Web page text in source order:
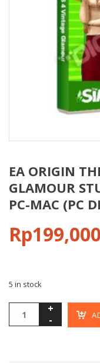
EA ORIGIN
GLAMOUR
PC-MAC (PC
Rp199,000
5 in stock